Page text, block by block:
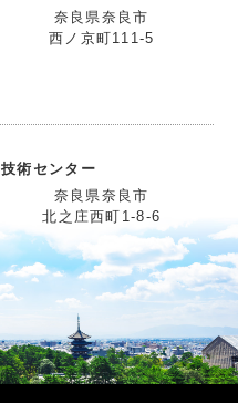
奈良県奈良市
西ノ京町111-5
技術センター
奈良県奈良市
北之庄西町1-8-6